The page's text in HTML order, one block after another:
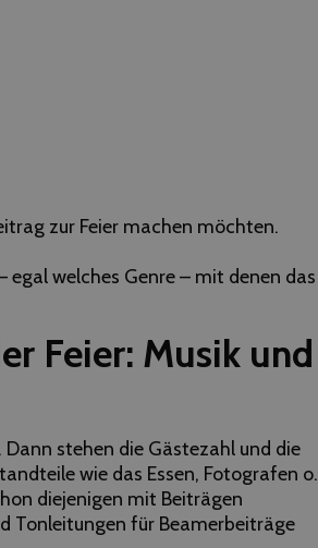
zur Feier machen möchten.
egal welches Genre – mit denen das
Feier: Musik und
stehen die Gästezahl und die
wie das Essen, Fotografen o.
diejenigen mit Beiträgen
Tonleitungen für Beamerbeiträge